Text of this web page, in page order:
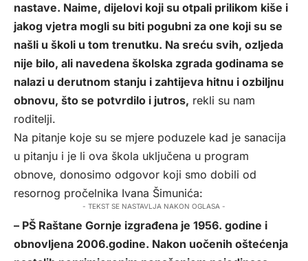
nastave. Naime, dijelovi koji su otpali prilikom kiše i
jakog vjetra mogli su biti pogubni za one koji su se
našli u školi u tom trenutku. Na sreću svih, ozljeda
nije bilo, ali navedena školska zgrada godinama se
nalazi u derutnom stanju i zahtijeva hitnu i ozbiljnu
obnovu, što se potvrdilo i jutros, rekli su nam
roditelji.
Na pitanje koje su se mjere poduzele kad je sanacija
u pitanju i je li ova škola uključena u program
obnove, donosimo odgovor koji smo dobili od
resornog pročelnika Ivana Šimunića:
- TEKST SE NASTAVLJA NAKON OGLASA -
– PŠ Raštane Gornje izgrađena je 1956. godine i
obnovljena 2006.godine. Nakon uočenih oštećenja